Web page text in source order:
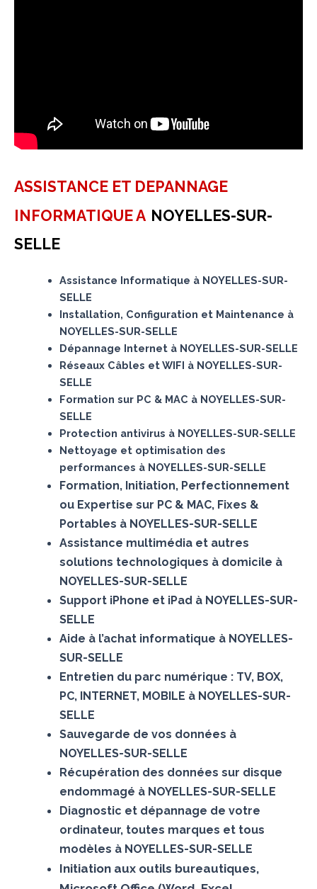
ASSISTANCE ET DEPANNAGE
INFORMATIQUE A NOYELLES-SUR-
SELLE
Assistance Informatique à NOYELLES-SUR-
SELLE
Installation, Configuration et Maintenance à
NOYELLES-SUR-SELLE
Dépannage Internet à NOYELLES-SUR-SELLE
Réseaux Câbles et WIFI à NOYELLES-SUR-
SELLE
Formation sur PC & MAC à NOYELLES-SUR-
SELLE
Protection antivirus à NOYELLES-SUR-SELLE
Nettoyage et optimisation des
performances à NOYELLES-SUR-SELLE
Formation, Initiation, Perfectionnement
ou Expertise sur PC & MAC, Fixes &
Portables à NOYELLES-SUR-SELLE
Assistance multimédia et autres
solutions technologiques à domicile à
NOYELLES-SUR-SELLE
Support iPhone et iPad à NOYELLES-SUR-
SELLE
Aide à l’achat informatique à NOYELLES-
SUR-SELLE
Entretien du parc numérique : TV, BOX,
PC, INTERNET, MOBILE à NOYELLES-SUR-
SELLE
Sauvegarde de vos données à
NOYELLES-SUR-SELLE
Récupération des données sur disque
endommagé à NOYELLES-SUR-SELLE
Diagnostic et dépannage de votre
ordinateur, toutes marques et tous
modèles à NOYELLES-SUR-SELLE
Initiation aux outils bureautiques,